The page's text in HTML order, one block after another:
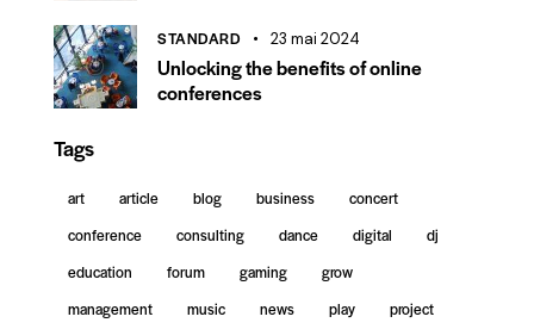
STANDARD 23 mai 2024
Unlocking the benefits of online
conferences
Tags
art article blog business
concert
conference
consulting dance digital
dj
education
forum gaming
grow
management
music news play project